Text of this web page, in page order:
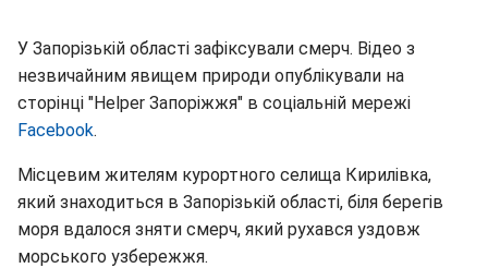
У Запорізькій області зафіксували смерч. Відео з
незвичайним явищем природи опублікували на
сторінці "Helper Запоріжжя" в соціальній мережі
Facebook.
Місцевим жителям курортного селища Кирилівка,
який знаходиться в Запорізькій області, біля берегів
моря вдалося зняти смерч, який рухався уздовж
морського узбережжя.